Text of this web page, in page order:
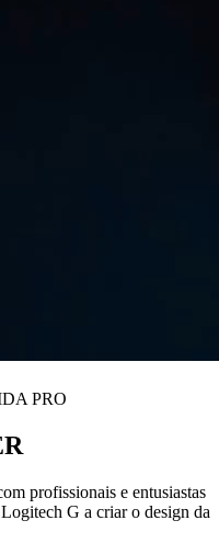
PRO
profissionais e entusiastas
G a criar o design da